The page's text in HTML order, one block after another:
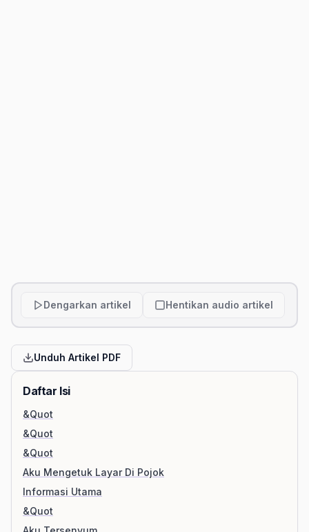
Dengarkan artikel Hentikan audio artikel
Unduh Artikel PDF
Daftar Isi
&Quot
&Quot
&Quot
Aku Mengetuk Layar Di Pojok
Informasi Utama
&Quot